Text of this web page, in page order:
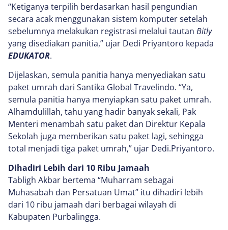
“Ketiganya terpilih berdasarkan hasil pengundian
secara acak menggunakan sistem komputer setelah
sebelumnya melakukan registrasi melalui tautan Bitly
yang disediakan panitia,” ujar Dedi Priyantoro kepada
EDUKATOR.
Dijelaskan, semula panitia hanya menyediakan satu
paket umrah dari Santika Global Travelindo. “Ya,
semula panitia hanya menyiapkan satu paket umrah.
Alhamdulillah, tahu yang hadir banyak sekali, Pak
Menteri menambah satu paket dan Direktur Kepala
Sekolah juga memberikan satu paket lagi, sehingga
total menjadi tiga paket umrah,” ujar Dedi.Priyantoro.
Dihadiri Lebih dari 10 Ribu Jamaah
Tabligh Akbar bertema “Muharram sebagai
Muhasabah dan Persatuan Umat” itu dihadiri lebih
dari 10 ribu jamaah dari berbagai wilayah di
Kabupaten Purbalingga.